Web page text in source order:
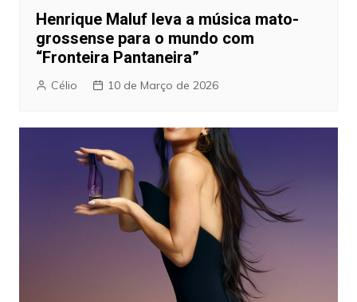
Henrique Maluf leva a música mato-
grossense para o mundo com
“Fronteira Pantaneira”
Célio 10 de Março de 2026